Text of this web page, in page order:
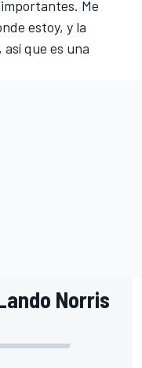
Me
estoy, y la
que es una
Norris